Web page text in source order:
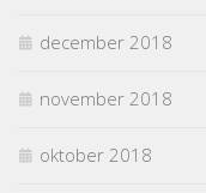
december 2018
november 2018
oktober 2018